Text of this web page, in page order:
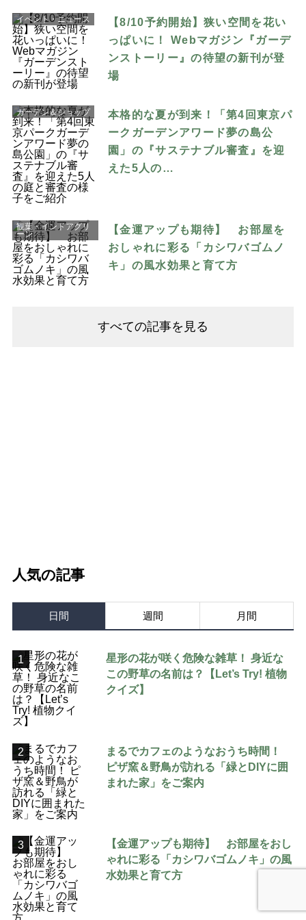
イベント・ニュース
【8/10予約開始】狭い空間を花い
っぱいに！ Webマガジン『ガーデ
ンストーリー』の待望の新刊が登
場
ガーデン＆ショップ
本格的な夏が到来！「第4回東京パ
ークガーデンアワード夢の島公
園」の『サステナブル審査』を迎
えた5人の…
観葉・インドアグリ
ーン
【金運アップも期待】 お部屋を
おしゃれに彩る「カシワバゴムノ
キ」の風水効果と育て方
すべての記事を見る
人気の記事
日間 週間 月間
1
星形の花が咲く危険な雑草！ 身近な
この野草の名前は？【Let’s Try! 植物
クイズ】
2
まるでカフェのようなおうち時間！
ピザ窯＆野鳥が訪れる「緑とDIYに囲
まれた家」をご案内
3
【金運アップも期待】 お部屋をおし
ゃれに彩る「カシワバゴムノキ」の風
水効果と育て方